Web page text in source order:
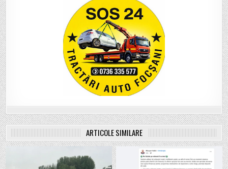
ARTICOLE SIMILARE